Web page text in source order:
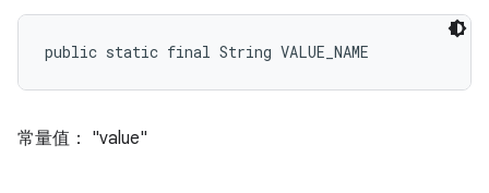
public static final String VALUE_NAME
常量值： "value"